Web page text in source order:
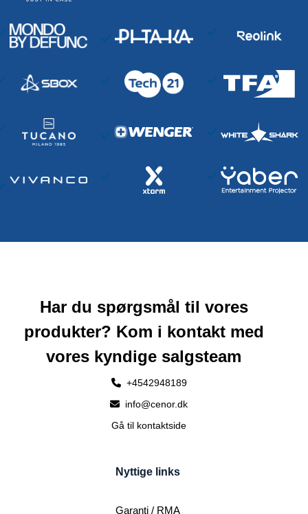
Har du spørgsmål til vores
produkter? Kom i kontakt med
vores kyndige salgsteam
+4542948189
info@cenor.dk
Gå til kontaktside
Nyttige links
Garanti / RMA